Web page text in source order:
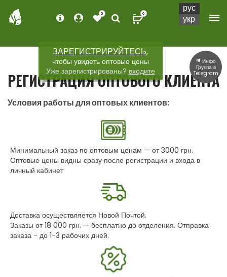
ЗАРЕГИСТРИРУЙТЕСЬ,
чтобы увидеть оптовые цены
Уже зарегистрированы? входите
0 0
РЕГИСТРАЦИЯ ОПТОВОГО КЛИЕНТА
Условия работы для оптовых клиентов:
Минимальный заказ по оптовым ценам — от 3000 грн.
Оптовые цены видны сразу после регистрации и входа в
личный кабинет
Доставка осуществляется Новой Почтой.
Заказы от 18 000 грн. — бесплатно до отделения. Отправка
заказа - до 1-3 рабочих дней.
рус
укр
Инфо
Группа в
Telegram